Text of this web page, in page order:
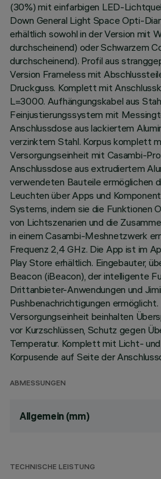
(30%) mit einfarbigen LED-
Down General Light Space Opti-
erhältlich sowohl in der Version mit
durchscheinend) oder Schwarzem
durchscheinend). Profil aus
Version Frameless mit
Druckguss. Komplett mit
L=3000. Aufhängungskabel aus
Feinjustierungssystem mit
Anschlussdose aus lackiertem
verzinktem Stahl. Korpus komplett
Versorgungseinheit mit Casambi-
Anschlussdose aus extrudiertem
verwendeten Bauteile ermöglichen
Leuchten über Apps und
Systems, indem sie die Funktionen
von Lichtszenarien und die
in einem Casambi-Meshnetzwerk
Frequenz 2,4 GHz. Die App ist im
Play Store erhältlich. Eingebauter,
Beacon (iBeacon), der intelligente
Drittanbieter-Anwendungen und
Pushbenachrichtigungen
Versorgungseinheit beinhalten
vor Kurzschlüssen, Schutz gegen
Temperatur. Komplett mit Licht-
Korpusende auf Seite der
ABMESSUNGEN
Allgemein (mm)
TECHNISCHE LEISTUNG